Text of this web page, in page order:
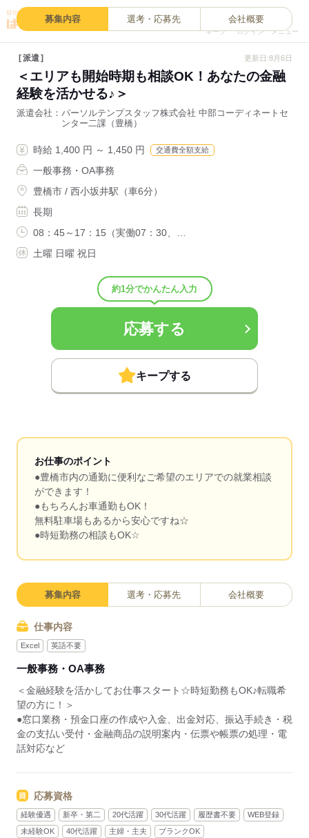
キープ ログイン メニュー
募集内容 選考・応募先 会社概要
派遣 更新日:8月6日
＜エリアも開始時期も相談OK！あなたの金融
経験を活かせる♪＞
派遣会社
パーソルテンプスタッフ株式会社 中部コーディネートセ
ンター二課（豊橋）
時給 1,400 円 ～ 1,450 円 交通費全額支給
一般事務・OA事務
豊橋市 / 西小坂井駅（車6分）
長期
08：45～17：15（実働07：30、…
土曜 日曜 祝日
約1分でかんたん入力
応募する
キープする
お仕事のポイント
●豊橋市内の通勤に便利なご希望のエリアでの就業相談
ができます！
●もちろんお車通勤もOK！
無料駐車場もあるから安心ですね☆
●時短勤務の相談もOK☆
募集内容 選考・応募先 会社概要
仕事内容
Excel 英語不要
一般事務・OA事務
＜金融経験を活かしてお仕事スタート☆時短勤務もOK♪転職希
望の方に！＞
●窓口業務・預金口座の作成や入金、出金対応、振込手続き・税
金の支払い受付・金融商品の説明案内・伝票や帳票の処理・電
話対応など
応募資格
経験優遇 新卒・第二 20代活躍 30代活躍 履歴書不要
WEB登録
未経験OK
40代活躍 主婦・主夫 ブランクOK